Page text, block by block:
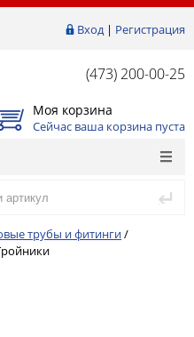
Вход| Регистрация
(473) 200-00-25
Моя корзина
Сейчас ваша корзина пуста
трубы и фитинги/